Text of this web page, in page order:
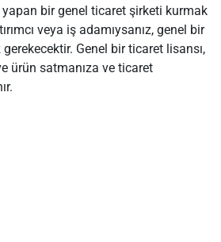
bir genel ticaret şirketi kurmak
veya iş adamıysanız, genel bir
Genel bir ticaret lisansı,
ürün satmanıza ve ticaret